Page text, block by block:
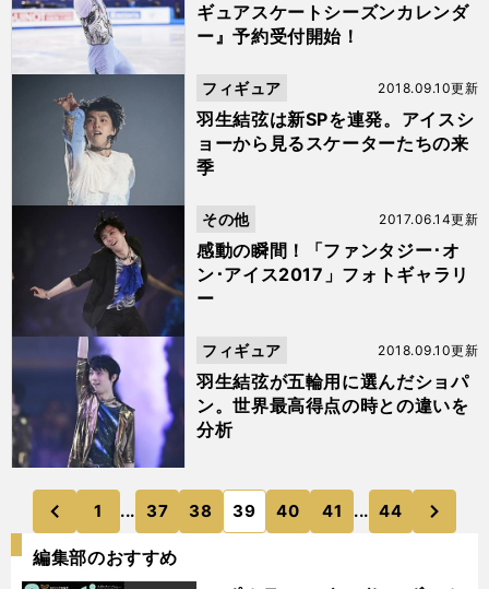
ギュアスケートシーズンカレンダ
ー』予約受付開始！
羽生結弦は新SPを連発。アイスシ
ョーから見るスケーターたちの来
季
2018.09.10更新
フィギュア
感動の瞬間！「ファンタジー･オ
ン･アイス2017」フォトギャラリ
ー
2017.06.14更新
その他
羽生結弦が五輪用に選んだショパ
ン。世界最高得点の時との違いを
分析
2018.09.10更新
フィギュア
前
のページへ
1 ... 37 38 39 40 41 ... 44
編集部のおすすめ